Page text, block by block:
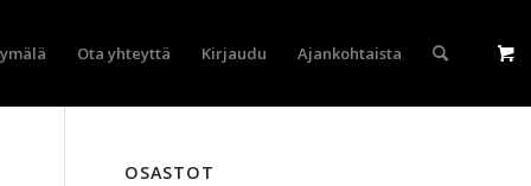
Ota yhteyttä Kirjaudu Ajankohtaista
OSASTOT